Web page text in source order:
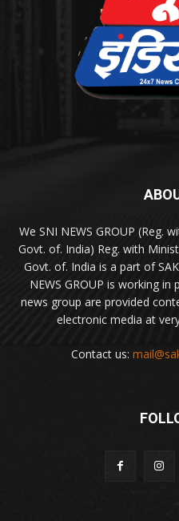
We SNI NEWS GROUP (Reg.
Govt. of. India) Reg. with
Govt. of. India is a part of
NEWS GROUP is working
news group are provided
electronic media at
Contact us: